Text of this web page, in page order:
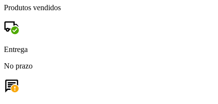
Produtos vendidos
Entrega
No prazo